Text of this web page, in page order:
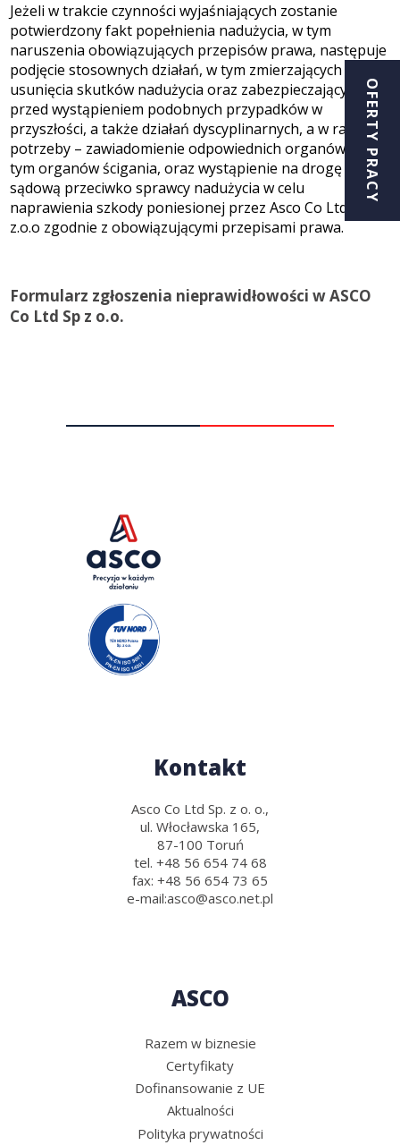
OFERTY PRACY
Jeżeli w trakcie czynności wyjaśniających zostanie
potwierdzony fakt popełnienia nadużycia, w tym
naruszenia obowiązujących przepisów prawa, następuje
podjęcie stosownych działań, w tym zmierzających do
usunięcia skutków nadużycia oraz zabezpieczających
przed wystąpieniem podobnych przypadków w
przyszłości, a także działań dyscyplinarnych, a w razie
potrzeby – zawiadomienie odpowiednich organów, w
tym organów ścigania, oraz wystąpienie na drogę
sądową przeciwko sprawcy nadużycia w celu
naprawienia szkody poniesionej przez Asco Co Ltd Sp.
z.o.o zgodnie z obowiązującymi przepisami prawa.
Formularz zgłoszenia nieprawidłowości w ASCO
Co Ltd Sp z o.o.
Kontakt
Asco Co Ltd Sp. z o. o.,
ul. Włocławska 165,
87-100 Toruń
tel. +48 56 654 74 68
fax: +48 56 654 73 65
e-mail:asco@asco.net.pl
ASCO
Razem w biznesie
Certyfikaty
Dofinansowanie z UE
Aktualności
Polityka prywatności